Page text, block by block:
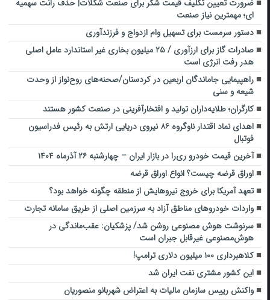
ضرورت تعیین تکلیف قیمت شکر برای صنعت شکلات| حذف رانت سهمیه
ای؛ مهمترین نیاز صنعت
دستور سرمست برای تسهیل وام ازدواج و فرزندآوری
صادرات گاز برای ارزآوری / ۲۵ میلیون بخاری غیر استاندارد عامل اصلی
هدر رفت انرژی است
راهپیمایی جاماندگان اربعین در کردستان/صحنه‌های روح‌نواز از وحدت
شیعه و سنی
کارگران؛ طلایه‌داران تولید و افتخارآفرینی در صنعت کشور هستند
اهدای نماد اقتدار ناوگروه ۸۶ نیروی دریایی ارتش به رئیس فدراسیون
فوتبال
آخرین قیمت خودرو ری‌را در بازار ایران – چهارشنبه ۲۶ آذرماه ۱۴۰۴
اوراق قرضه چیست؟ انواع اوراق قرضه
تعهد آمریکا برای خروج نیروهایش از منطقه چگونه خواهد بود؟
واردات خودروهای مناطق آزاد به سرزمین اصلی از طریق سامانه تجارت
سرنوشت هوش مصنوعی روشن شد/ پزشکیان: عقب‌ماندگی در
هوش‌مصنوعی غیرقابل جبران است
کلاهبرداری ۱۰۰ میلیون دلاری ترامپ!
این کشور مشتری نفت ایران شد
واکنش رییس سازمان مالیات به اعتراض شهربانو منصوریان